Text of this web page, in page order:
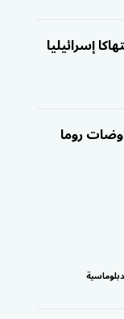
يوثق 1631 انتهاكا إسرائيليا
روما